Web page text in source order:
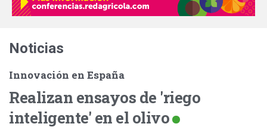
Noticias
Innovación en España
Realizan ensayos de 'riego
inteligente' en el olivo